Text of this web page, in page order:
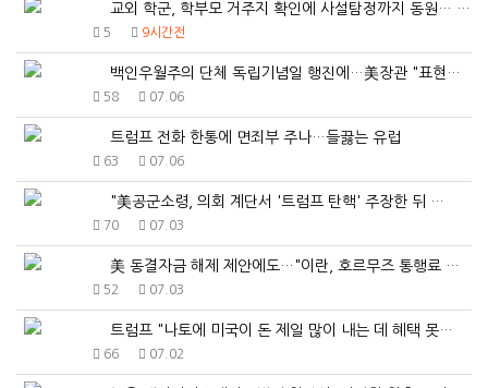
교외 학군, 학부모 거주지 확인에 사설탐정까지 동원… …
5 9시간전
백인우월주의 단체 독립기념일 행진에…美장관 "표현의 자…
58 07.06
트럼프 전화 한통에 면죄부 주나…들끓는 유럽
63 07.06
"美공군소령, 의회 계단서 '트럼프 탄핵' 주장한 뒤 …
70 07.03
美 동결자금 해제 제안에도…"이란, 호르무즈 통행료 고…
52 07.03
트럼프 "나토에 미국이 돈 제일 많이 내는 데 혜택 못…
66 07.02